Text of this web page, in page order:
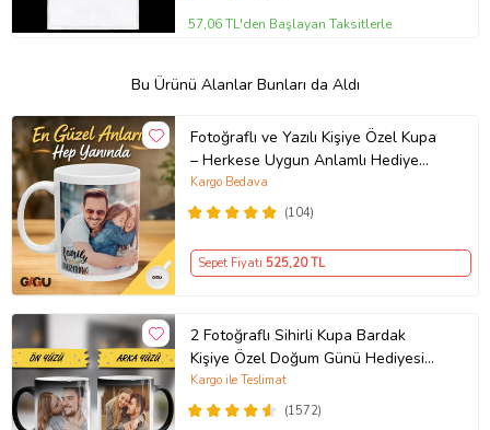
57,06 TL'den Başlayan Taksitlerle
Bu Ürünü Alanlar Bunları da Aldı
Fotoğraflı ve Yazılı Kişiye Özel Kupa
– Herkese Uygun Anlamlı Hediye
Porselen Baskılı Kupa (Beyaz)
(104)
Kargo Bedava
Sepet Fiyatı 525,20 TL
2 Fotoğraflı Sihirli Kupa Bardak
Kişiye Özel Doğum Günü Hediyesi
Sevgiliye Hediye Anneye Babaya
Ablaya Abiye Kız Erkek Kardeşe
(1572)
Kargo ile Teslimat